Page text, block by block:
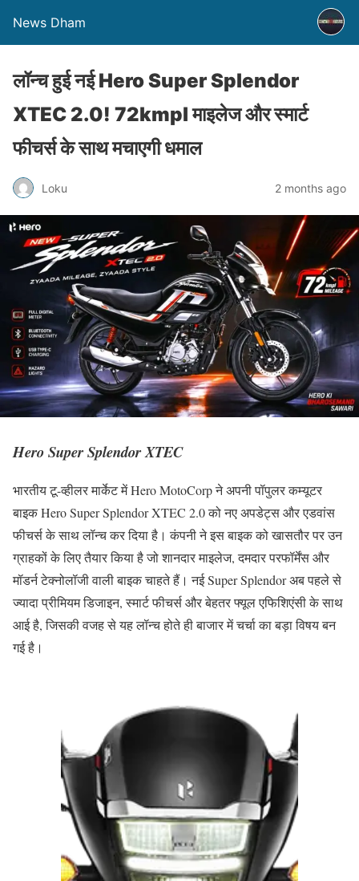
News Dham
लॉन्च हुई नई Hero Super Splendor
XTEC 2.0! 72kmpl माइलेज और स्मार्ट
फीचर्स के साथ मचाएगी धमाल
Loku 2 months ago
Hero Super Splendor XTEC
भारतीय टू-व्हीलर मार्केट में Hero MotoCorp ने अपनी पॉपुलर कम्यूटर
बाइक Hero Super Splendor XTEC 2.0 को नए अपडेट्स और एडवांस
फीचर्स के साथ लॉन्च कर दिया है। कंपनी ने इस बाइक को खासतौर पर उन
ग्राहकों के लिए तैयार किया है जो शानदार माइलेज, दमदार परफॉर्मेंस और
मॉडर्न टेक्नोलॉजी वाली बाइक चाहते हैं। नई Super Splendor अब पहले से
ज्यादा प्रीमियम डिजाइन, स्मार्ट फीचर्स और बेहतर फ्यूल एफिशिएंसी के साथ
आई है, जिसकी वजह से यह लॉन्च होते ही बाजार में चर्चा का बड़ा विषय बन
गई है।